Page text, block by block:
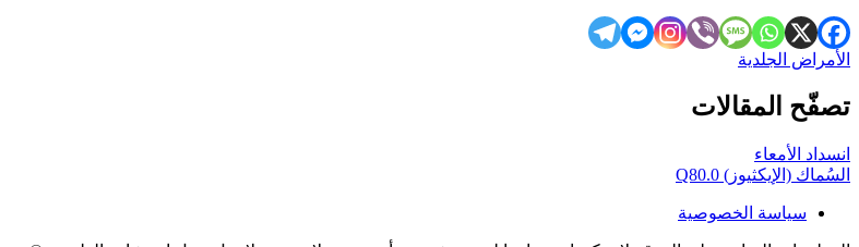
الأمراض الجلدية
تصفّح المقالات
انسداد الأمعاء
السُماك (الإيكثيوز) Q80.0
سياسة الخصوصية